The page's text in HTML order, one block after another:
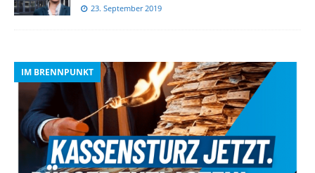
23. September 2019
IM BRENNPUNKT